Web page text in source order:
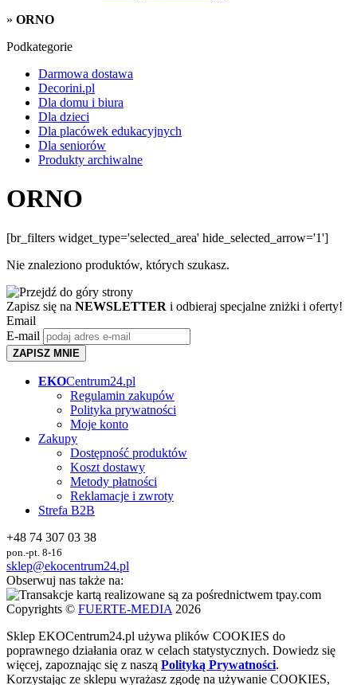
» ORNO
Podkategorie
Darmowa dostawa
Decorini.pl
Dla domu i biura
Dla dzieci
Dla placówek edukacyjnych
Dla seniorów
Produkty archiwalne
ORNO
[br_filters widget_type='selected_area' hide_selected_arrow='1']
Nie znaleziono produktów, których szukasz.
Zapisz się na NEWSLETTER i odbieraj specjalne zniżki i oferty!
Email
E-mail
ZAPISZ MNIE
EKOCentrum24.pl
Regulamin zakupów
Polityka prywatności
Moje konto
Zakupy
Dostępność produktów
Koszt dostawy
Metody płatności
Reklamacje i zwroty
Strefa B2B
+48 74 307 03 38
pon.-pt. 8-16
sklep@ekocentrum24.pl
Obserwuj nas także na:
Copyrights © FUERTE-MEDIA 2026
Sklep EKOCentrum24.pl używa plików COOKIES do
poprawnego działania oraz w celach statystycznych. Dowiedz się
więcej, zapoznając się z naszą Polityką Prywatności.
Korzystając ze sklepu wyrażasz zgodę na używanie COOKIES,